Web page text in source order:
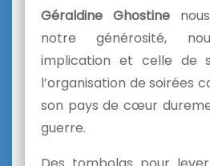
Géraldine Ghostine
notre générosité,
implication et celle de
l’organisation de soirées
son pays de cœur
guerre.